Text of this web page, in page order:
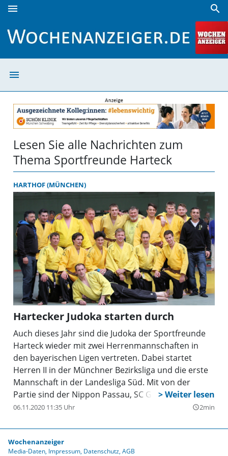
menu search
menu
Lesen Sie alle Nachrichten zum
Thema Sportfreunde Harteck
HARTHOF (MÜNCHEN)
Hartecker Judoka starten durch
Auch dieses Jahr sind die Judoka der Sportfreunde
Harteck wieder mit zwei Herrenmannschaften in
den bayerischen Ligen vertreten. Dabei startet
Herren II in der Münchner Bezirksliga und die erste
Mannschaft in der Landesliga Süd. Mit von der
Partie sind der Nippon Passau, SC Gröbenzell, SC
Friedberg, SG Moosburg und das Judo-Team vom
Bundesliga mit dem Rückzug des Traditionsvereins
TSV Großhadern, Abstiegen in der 2. Bundes- und
06.11.2020 11:35 Uhr query_builder2min
Wochenanzeiger
Media-Daten Impressum Datenschutz AGB